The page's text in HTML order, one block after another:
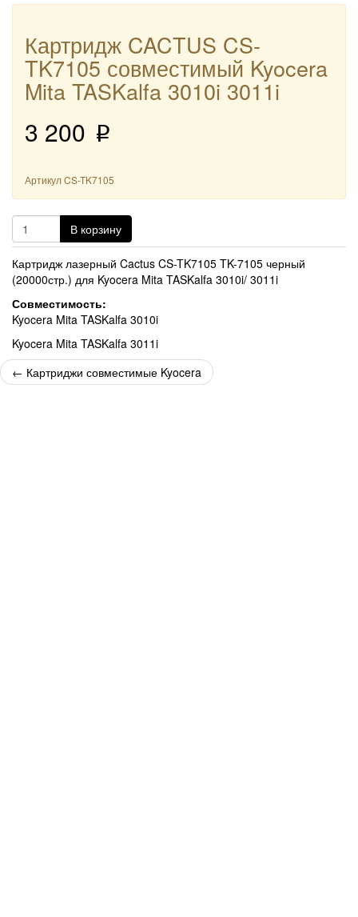
Картридж CACTUS CS-
TK7105 совместимый Kyocera
Mita TASKalfa 3010i 3011i
3 200 p
АртикулCS-TK7105
В корзину
Картридж лазерный Cactus CS-TK7105 TK-7105 черный
(20000стр.) для Kyocera Mita TASKalfa 3010i/ 3011i
Совместимость:
Kyocera Mita TASKalfa 3010i
Kyocera Mita TASKalfa 3011i
← Картриджи совместимые Kyocera